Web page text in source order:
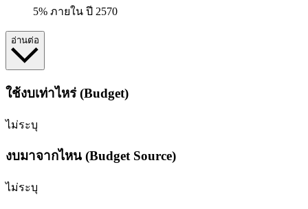
5% ภายใน ปี 2570
อ่านต่อ
ใช้งบเท่าไหร่ (Budget)
ไม่ระบุ
งบมาจากไหน (Budget Source)
ไม่ระบุ